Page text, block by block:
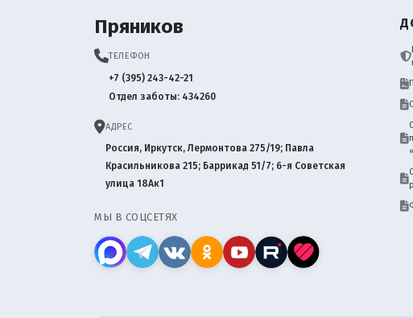
Пряников
ТЕЛЕФОН
+7 (395) 243-42-21
Отдел заботы: 434260
АДРЕС
Россия, Иркутск, Лермонтова 275/19; Павла
Красильникова 215; Баррикад 51/7; 6-я Советская
улица 18Ак1
МЫ В СОЦСЕТЯХ